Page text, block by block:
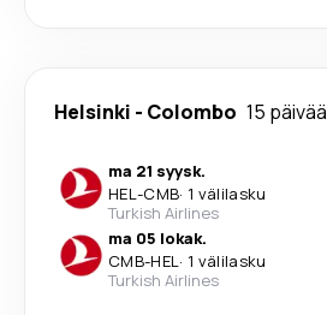
Helsinki - Colombo 15 päivää
ma 21 syysk.
HEL-CMB· 1 välilasku
Turkish Airlines
ma 05 lokak.
CMB-HEL· 1 välilasku
Turkish Airlines